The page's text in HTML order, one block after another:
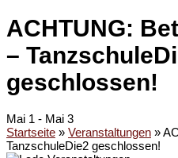
ACHTUNG:
–
geschlossen!
Mai 1 - Mai 3
Startseite » Veranstaltungen »
TanzschuleDie2 geschlossen!